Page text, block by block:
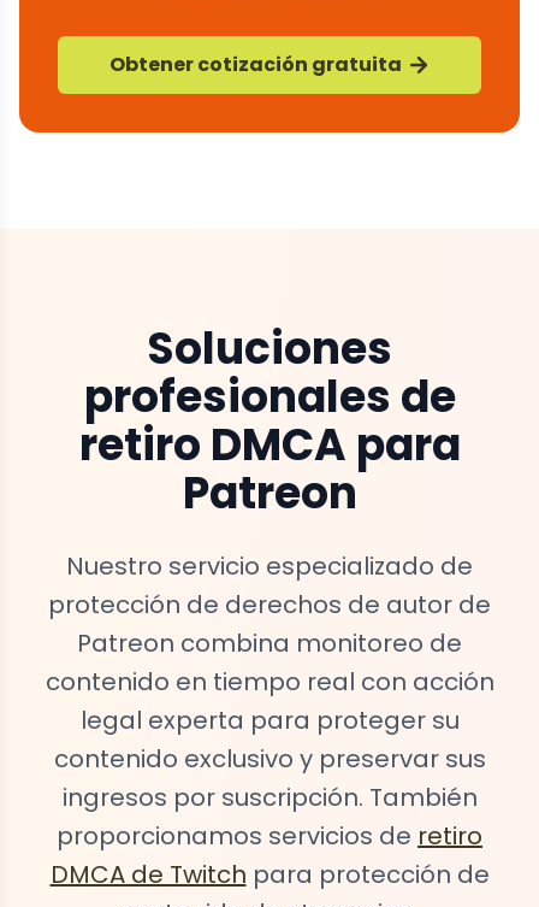
Obtener cotización gratuita
Soluciones
profesionales de
retiro DMCA para
Patreon
Nuestro servicio especializado de
protección de derechos de autor de
Patreon combina monitoreo de
contenido en tiempo real con acción
legal experta para proteger su
contenido exclusivo y preservar sus
ingresos por suscripción. También
proporcionamos servicios de retiro
DMCA de Twitch para protección de